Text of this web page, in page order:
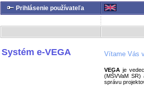
Prihlásenie používateľa
Systém e-VEGA Vítame Vás
VEGAje
(MŠVVaM
správu